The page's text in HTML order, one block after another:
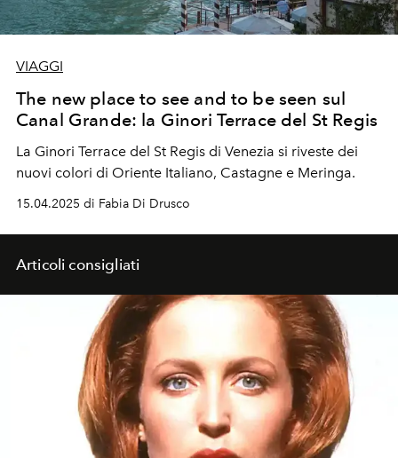
VIAGGI
The new place to see and to be seen sul
Canal Grande: la Ginori Terrace del St Regis
La Ginori Terrace del St Regis di Venezia si riveste dei
nuovi colori di Oriente Italiano, Castagne e Meringa.
15.04.2025 di Fabia Di Drusco
Articoli consigliati